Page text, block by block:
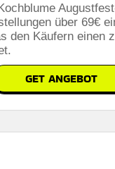
über 69€
den Käufern einen
GET ANGEBOT